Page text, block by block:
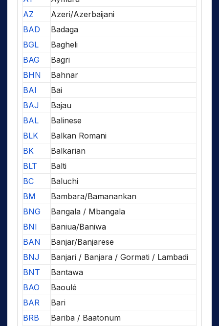
AZ
Azeri/Azerbaijani
BAD
Badaga
BGL
Bagheli
BAG
Bagri
BHN
Bahnar
BAI
Bai
BAJ
Bajau
BAL
Balinese
BLK
Balkan Romani
BK
Balkarian
BLT
Balti
BC
Baluchi
BM
Bambara/Bamanankan
BNG
Bangala / Mbangala
BNI
Baniua/Baniwa
BAN
Banjar/Banjarese
BNJ
Banjari / Banjara / Gormati / Lambadi
BNT
Bantawa
BAO
Baoulé
BAR
Bari
BRB
Bariba / Baatonum